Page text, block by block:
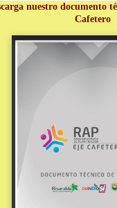
nuestro documento
Cafetero